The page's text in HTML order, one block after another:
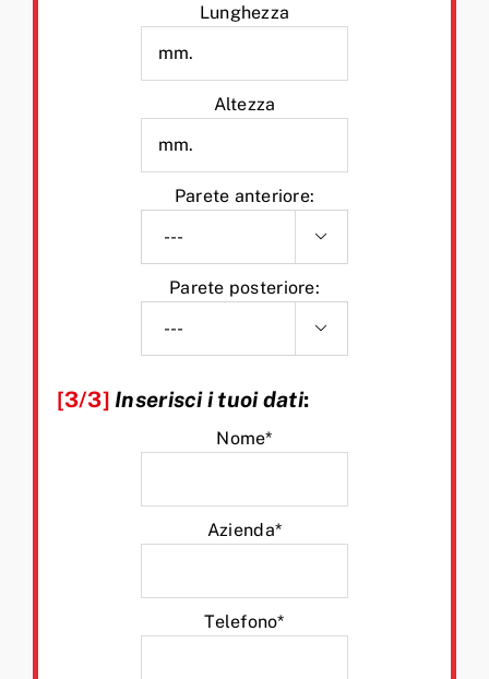
Lunghezza
Altezza
Parete anteriore:

Parete posteriore:

[3/3] Inserisci i tuoi dati:
Nome*
Azienda*
Telefono*